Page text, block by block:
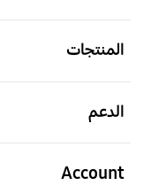
المنتجات
الدعم
Account